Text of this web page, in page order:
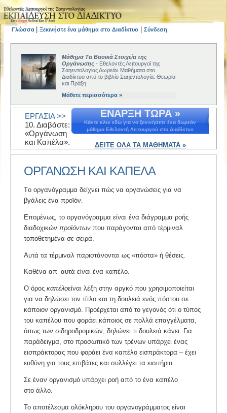
Γλώσσα Ξεκινήστε ένα μάθημα στο Διαδίκτυο Σύνδεση
Μάθημα Τα Βασικά Στοιχεία της
Οργάνωσης - Εθελοντές Λειτουργοί της
Σαηεντολογίας Δωρεάν Μαθήματα στο
Διαδίκτυο από το βιβλίο Σαηεντολογία: Θεωρία
και Πράξη
Μάθετε περισσότερα »
ΕΝΑΡΞΗ ΤΩΡΑ »
Κάντε κλικ εδώ για να ξεκινήσετε ένα δωρεάν
μάθημα Εθελοντή Λειτουργού στο Διαδίκτυο
ΔΕΙΤΕ ΟΛΑ ΤΑ ΜΑΘΗΜΑΤΑ »
ΕΡΓΑΣΙΑ >>
10. Διαβάστε:
«Οργάνωση
και Καπέλα».
ΟΡΓΑΝΩΣΗ ΚΑΙ ΚΑΠΕΛΑ
Tο οργανόγραμμα δείχνει πώς να οργανώσεις για να
βγάλεις ένα προϊόν.
Επομένως, το οργανόγραμμα είναι ένα διάγραμμα ροής
διαδοχικών προϊόντων που παράγονται από τέρμιναλ
τοποθετημένα σε σειρά.
Αυτά τα τέρμιναλ παριστάνονται ως «πόστα» ή θέσεις.
Καθένα απ’ αυτά είναι ένα καπέλο.
Ο όρος καπέλοείναι λέξη στην αργκό που χρησιμοποιείται
για να δηλώσει τον τίτλο και τη δουλειά ενός πόστου σε
κάποιον οργανισμό. Προέρχεται από το γεγονός ότι ο τύπος
του καπέλου που φοράει κάποιος σε πολλά επαγγέλματα,
όπως των σιδηροδρομικών, δηλώνει τι δουλειά κάνει. Για
παράδειγμα, στο προσωπικό των τρένων υπάρχει ένας
εισπράκτορας που φοράει ένα καπέλο εισπράκτορα – έχει
ευθύνη για τους επιβάτες και συλλέγει τα εισιτήρια.
Σε έναν οργανισμό υπάρχει ροή από το ένα καπέλο
στο άλλο.
Το αποτέλεσμα ολόκληρου του οργανογράμματος είναι